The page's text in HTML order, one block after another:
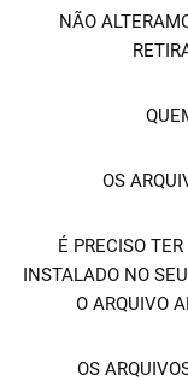
NÃO
OS
É PRECISO
INSTALADO NO
O ARQUIVO
OS